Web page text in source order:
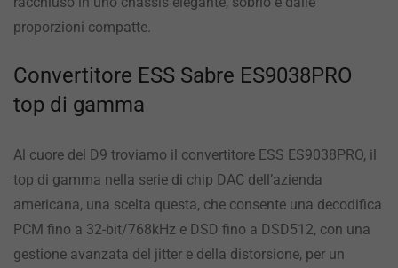
proporzioni compatte.
Convertitore ESS Sabre ES9038PRO
top di gamma
Al cuore del D9 troviamo il convertitore ESS ES9038PRO, il
top di gamma nella serie di chip DAC dell’azienda
americana, una scelta questa, che consente una decodifica
PCM fino a 32-bit/768kHz e DSD fino a DSD512, con una
gestione avanzata del jitter e della distorsione, per un